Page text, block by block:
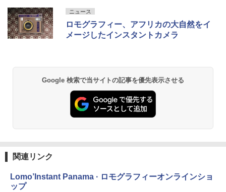
ニュース
ロモグラフィー、アフリカの大自然をイ
メージしたインスタントカメラ
Google 検索で当サイトの記事を優先表示させる
関連リンク
Lomo’Instant Panama · ロモグラフィーオンラインショ
ップ